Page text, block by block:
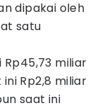
dipakai oleh
satu
miliar
Rp2,8 miliar
saat ini